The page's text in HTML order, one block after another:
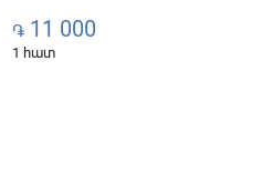
֏ 11 000
1 հատ